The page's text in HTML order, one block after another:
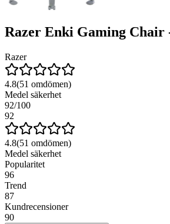
Razer Enki Gaming Chair
Razer
4.8(51 omdömen)
Medel säkerhet
92/100
92
4.8(51 omdömen)
Medel säkerhet
Popularitet
96
Trend
87
Kundrecensioner
90